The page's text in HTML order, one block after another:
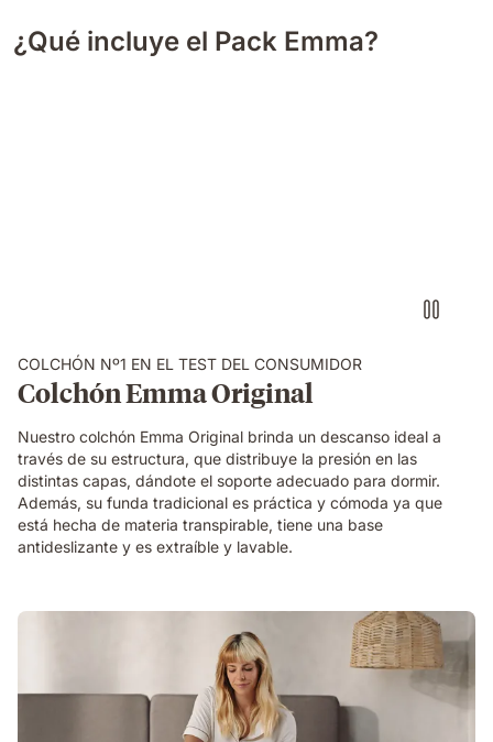
¿Qué incluye el Pack Emma?
COLCHÓN Nº1 EN EL TEST DEL CONSUMIDOR
Colchón Emma Original
Nuestro colchón Emma Original brinda un descanso ideal a
través de su estructura, que distribuye la presión en las
distintas capas, dándote el soporte adecuado para dormir.
Además, su funda tradicional es práctica y cómoda ya que
está hecha de materia transpirable, tiene una base
antideslizante y es extraíble y lavable.
mujer